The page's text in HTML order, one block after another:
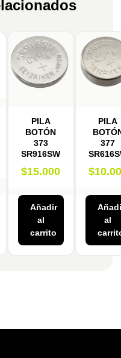
PILA
BOTÓN
373
SR916SW
$15.000
Añadir
al
carrito
PILA
377
$
al